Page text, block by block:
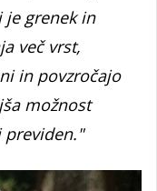
je grenek in
več vrst,
in povzročajo
možnost
previden."